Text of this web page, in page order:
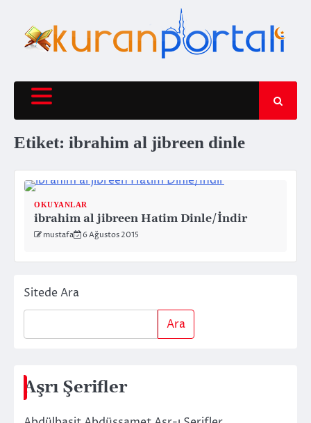
content
Etiket: ibrahim al jibreen dinle
OKUYANLAR
ibrahim al jibreen Hatim Dinle/İndir
mustafa 6 Ağustos 2015
Sitede Ara
Ara
Aşrı Şerifler